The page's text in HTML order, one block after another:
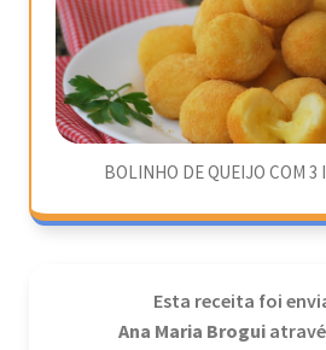
BOLINHO DE QUEIJO COM 3
Esta receita foi
Ana Maria Brogui